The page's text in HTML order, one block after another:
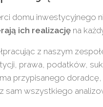
domu inwestycyjnego
ich realizację na
z naszym
prawa, podatków,
przypisanego
sam wszystkiego